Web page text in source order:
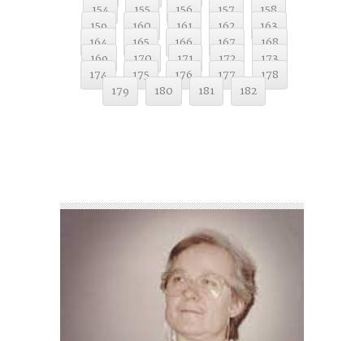
154
155 156 157
158
159
160 161 162
163
164
165 166 167
168
169
170 171 172
173
174
175 176 177
178
179
180 181 182